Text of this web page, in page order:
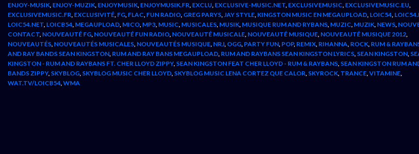
ENJOY-MUSIK, ENJOY-MUZIK, ENJOYMUSIK, ENJOYMUSIK.FR, EXCLU, EXCLUSIVE-MUSIC.NET, EXCLUSIVEMUSIC, EXCLUSIVEMUSIC.EU,
EXCLUSIVEMUSIC.FR, EXCLUSIVITÉ, FG, FLAC, FUN RADIO, GREG PARYS,JAY STYLE, KINGSTON MUSIC EN MEGAUPLOAD, LOIC54,
LOIC54.NET, LOICB54, MEGAUPLOAD, MICO, MP3, MUSIC, MUSICALES, MUSIK, MUSIQUE RUM AND RYBANS, MUZIC, MUZIK, NEWS,
CONTACT, NOUVEAUTÉ FG, NOUVEAUTÉ FUN RADIO, NOUVEAUTÉ MUSICALE, NOUVEAUTÉ MUSIQUE, NOUVEAUTÉ MUSIQUE 2012,
NOUVEAUTÉS, NOUVEAUTÉS MUSICALES, NOUVEAUTÉS MUSIQUE, NRJ, OGG, PARTY FUN, POP, REMIX, RIHANNA, ROCK, RUM &
AND RAY BANDS SEAN KINGSTON, RUM AND RAY BANS MEGAUPLOAD, RUM AND RAYBANS SEAN KINGSTON LYRICS, SEAN KINGSTON,
KINGSTON - RUM AND RAYBANS FT. CHER LLOYD ZIPPY, SEAN KINGSTON FEAT CHER LLOYD - RUM & RAYBANS, SEAN KINGSTON RUM
BANDS ZIPPY, SKYBLOG, SKYBLOG MUSIC CHER LLOYD, SKYBLOG MUSIC LENA CORTEZ QUE CALOR, SKYROCK, TRANCE,VITAMINE,
WAT.TV/LOICB54,WMA